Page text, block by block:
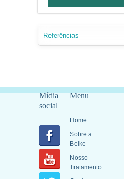
Referências
Mídia
social
Menu
Home
Sobre a
Beike
Nosso
Tratamento